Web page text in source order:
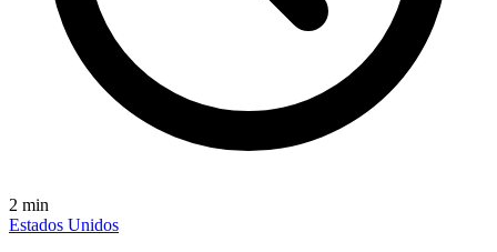
2 min
Estados Unidos